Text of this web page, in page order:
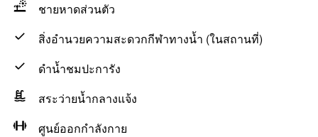
ชายหาดส่วนตัว
สิ่งอำนวยความสะดวกกีฬาทางน้ำ (ในสถานที่)
ดำน้ำชมปะการัง
สระว่ายน้ำกลางแจ้ง
ศูนย์ออกกำลังกาย